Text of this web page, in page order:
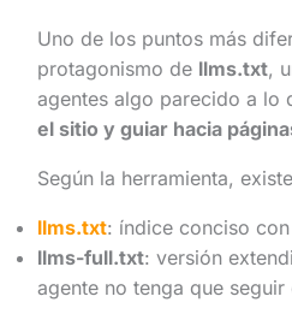
Uno de los puntos más
protagonismo de llms.txt,
agentes algo parecido a lo
el sitio y guiar hacia
Según la herramienta,
llms.txt: índice conciso
llms-full.txt: versión
agente no tenga que seguir